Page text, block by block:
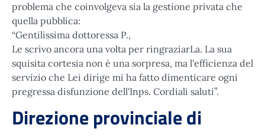
problema che coinvolgeva sia la gestione privata che
quella pubblica:
“Gentilissima dottoressa P.,
Le scrivo ancora una volta per ringraziarLa. La sua
squisita cortesia non è una sorpresa, ma l'efficienza del
servizio che Lei dirige mi ha fatto dimenticare ogni
pregressa disfunzione dell'Inps. Cordiali saluti”.
Direzione provinciale di